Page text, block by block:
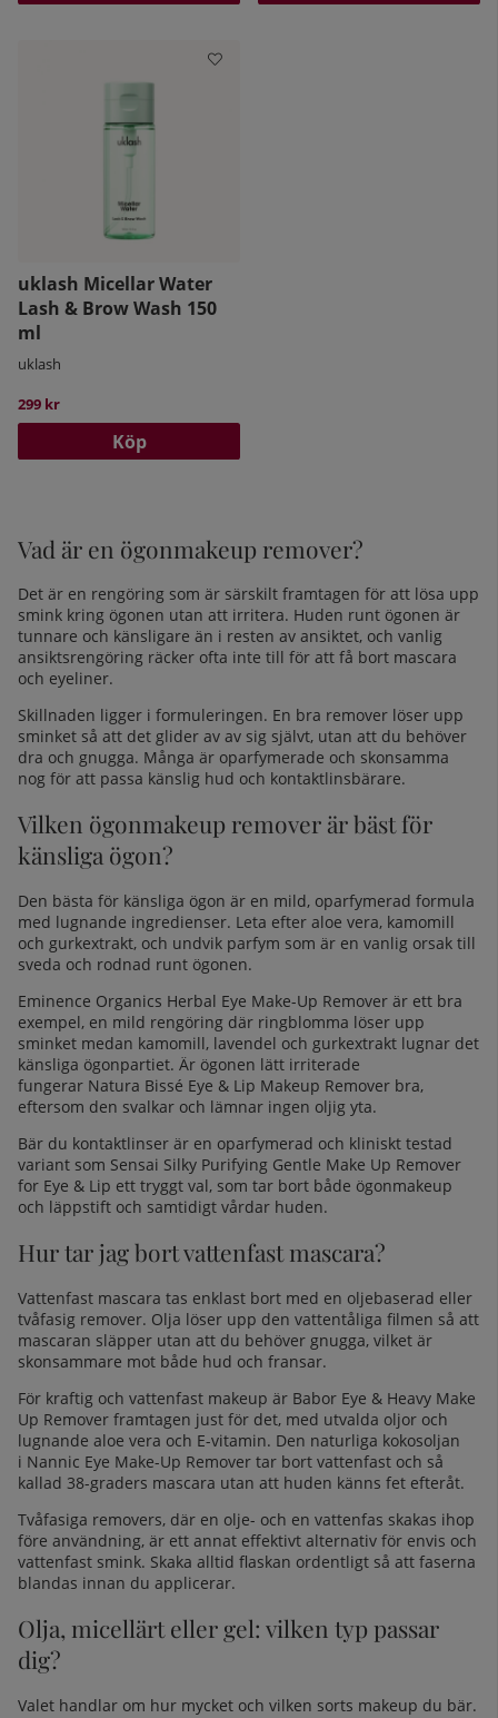
uklash Micellar Water
Lash & Brow Wash 150
ml
uklash
299 kr
Köp
Vad är en ögonmakeup remover?
Det är en rengöring som är särskilt framtagen för att lösa upp
smink kring ögonen utan att irritera. Huden runt ögonen är
tunnare och känsligare än i resten av ansiktet, och vanlig
ansiktsrengöring räcker ofta inte till för att få bort mascara
och eyeliner.
Skillnaden ligger i formuleringen. En bra remover löser upp
sminket så att det glider av av sig självt, utan att du behöver
dra och gnugga. Många är oparfymerade och skonsamma
nog för att passa känslig hud och kontaktlinsbärare.
Vilken ögonmakeup remover är bäst för
känsliga ögon?
Den bästa för känsliga ögon är en mild, oparfymerad formula
med lugnande ingredienser. Leta efter aloe vera, kamomill
och gurkextrakt, och undvik parfym som är en vanlig orsak till
sveda och rodnad runt ögonen.
Eminence Organics Herbal Eye Make-Up Remover är ett bra
exempel, en mild rengöring där ringblomma löser upp
sminket medan kamomill, lavendel och gurkextrakt lugnar det
känsliga ögonpartiet. Är ögonen lätt irriterade
fungerar Natura Bissé Eye & Lip Makeup Remover bra,
eftersom den svalkar och lämnar ingen oljig yta.
Bär du kontaktlinser är en oparfymerad och kliniskt testad
variant som Sensai Silky Purifying Gentle Make Up Remover
for Eye & Lip ett tryggt val, som tar bort både ögonmakeup
och läppstift och samtidigt vårdar huden.
Hur tar jag bort vattenfast mascara?
Vattenfast mascara tas enklast bort med en oljebaserad eller
tvåfasig remover. Olja löser upp den vattentåliga filmen så att
mascaran släpper utan att du behöver gnugga, vilket är
skonsammare mot både hud och fransar.
För kraftig och vattenfast makeup är Babor Eye & Heavy Make
Up Remover framtagen just för det, med utvalda oljor och
lugnande aloe vera och E-vitamin. Den naturliga kokosoljan
i Nannic Eye Make-Up Remover tar bort vattenfast och så
kallad 38-graders mascara utan att huden känns fet efteråt.
Tvåfasiga removers, där en olje- och en vattenfas skakas ihop
före användning, är ett annat effektivt alternativ för envis och
vattenfast smink. Skaka alltid flaskan ordentligt så att faserna
blandas innan du applicerar.
Olja, micellärt eller gel: vilken typ passar
dig?
Valet handlar om hur mycket och vilken sorts makeup du bär.